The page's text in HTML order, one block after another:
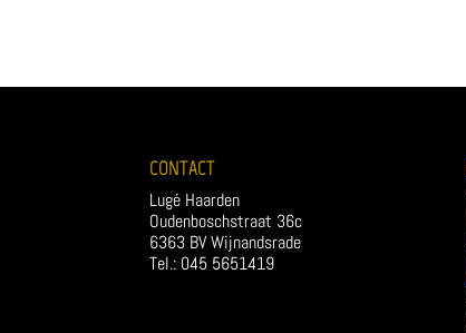
CONTACT
Lugé Haarden
Oudenboschstraat 36c
6363 BV Wijnandsrade
Tel.: 045 5651419